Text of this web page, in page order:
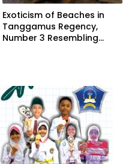
Exoticism of Beaches in
Tanggamus Regency,
Number 3 Resembling